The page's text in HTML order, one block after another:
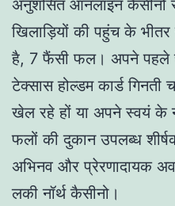
अनुशंसित ऑनलाइन कैसीनो
खिलाड़ियों की पहुंच के भीतर
है, 7 फैंसी फल। अपने पहले
टेक्सास होल्डम कार्ड
खेल रहे हों या अपने स्वयं के
फलों की दुकान उपलब्ध
अभिनव और प्रेरणादायक
लकी नॉर्थ कैसीनो।